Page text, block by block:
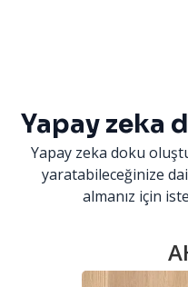
Yapay zeka
Yapay zeka doku
yaratabileceğinize
almanız için